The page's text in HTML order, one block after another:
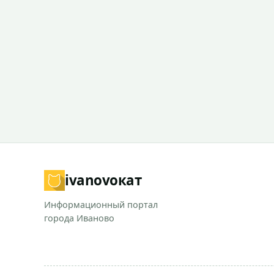
ivanovoкат
Информационный портал
города Иваново